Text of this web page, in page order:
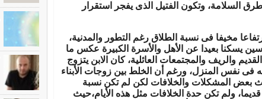
السلامة، وتكون الفتيل الذى يفجر استقرار
ا مخيفا فى نسبة الطلاق رغم التطور والمدنية،
يسكنا بعيدا عن الأهل والأسرة الكبيرة عكس ما
والريف والمجتمعات العائلية، كان الابن يتزوج
نفس المنزل، ورغم أن الخلط بين زوجات الأبناء
بعض المشكلات والخلافات لكن لم تكن نسبة
ولم تكن حدة الخلافات مثل هذه الأيام،حيث